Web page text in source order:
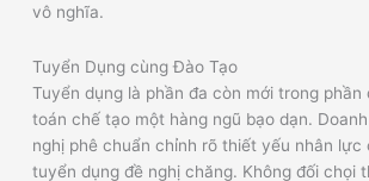
vô nghĩa.
Tuyển Dụng cùng Đào Tạo
Tuyển dụng là phần đa còn mới trong phần
toán chế tạo một hàng ngũ bạo dạn.
nghị phê chuẩn chỉnh rõ thiết yếu nhân lực
tuyển dụng đề nghị chăng. Không đối chọi